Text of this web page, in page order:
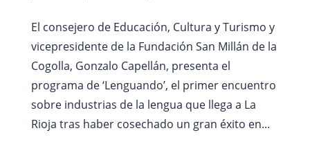
El consejero de Educación, Cultura y Turismo y
vicepresidente de la Fundación San Millán de la
Cogolla, Gonzalo Capellán, presenta el
programa de ‘Lenguando’, el primer encuentro
sobre industrias de la lengua que llega a La
Rioja tras haber cosechado un gran éxito en...